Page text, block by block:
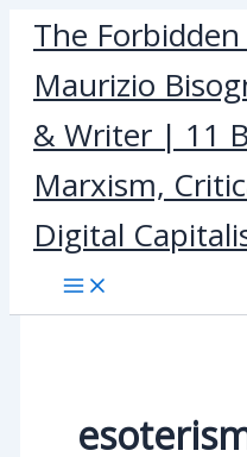
Skip
content
The
Maurizio
& Writer | 11
Marxism,
Digital